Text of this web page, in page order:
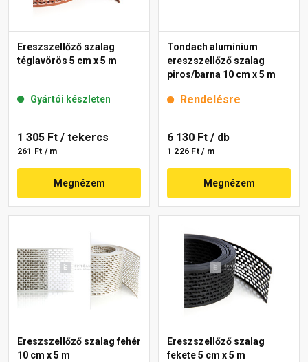
Ereszszellőző szalag
téglavörös 5 cm x 5 m
Gyártói készleten
1 305 Ft / tekercs
261 Ft / m
Megnézem
Tondach alumínium
ereszszellőző szalag
piros/barna 10 cm x 5 m
Rendelésre
6 130 Ft / db
1 226 Ft / m
Megnézem
Ereszszellőző szalag fehér
10 cm x 5 m
Ereszszellőző szalag
fekete 5 cm x 5 m